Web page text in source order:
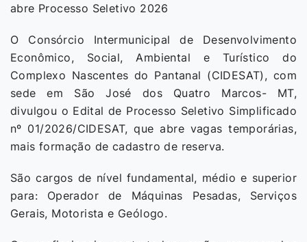
abre Processo Seletivo 2026
O Consórcio Intermunicipal de Desenvolvimento
Econômico, Social, Ambiental e Turístico do
Complexo Nascentes do Pantanal (CIDESAT), com
sede em São José dos Quatro Marcos- MT,
divulgou o Edital de Processo Seletivo Simplificado
nº 01/2026/CIDESAT, que abre vagas temporárias,
mais formação de cadastro de reserva.
São cargos de nível fundamental, médio e superior
para: Operador de Máquinas Pesadas, Serviços
Gerais, Motorista e Geólogo.